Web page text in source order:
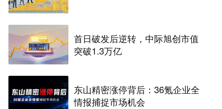
首日破发后逆转，中际旭创市值
突破1.3万亿
东山精密涨停背后：36氪企业全
情报捕捉市场机会